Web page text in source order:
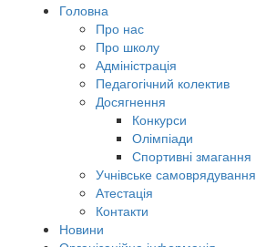
Головна
Про нас
Про школу
Адміністрація
Педагогічний колектив
Досягнення
Конкурси
Олімпіади
Спортивні змагання
Учнівське самоврядування
Атестація
Контакти
Новини